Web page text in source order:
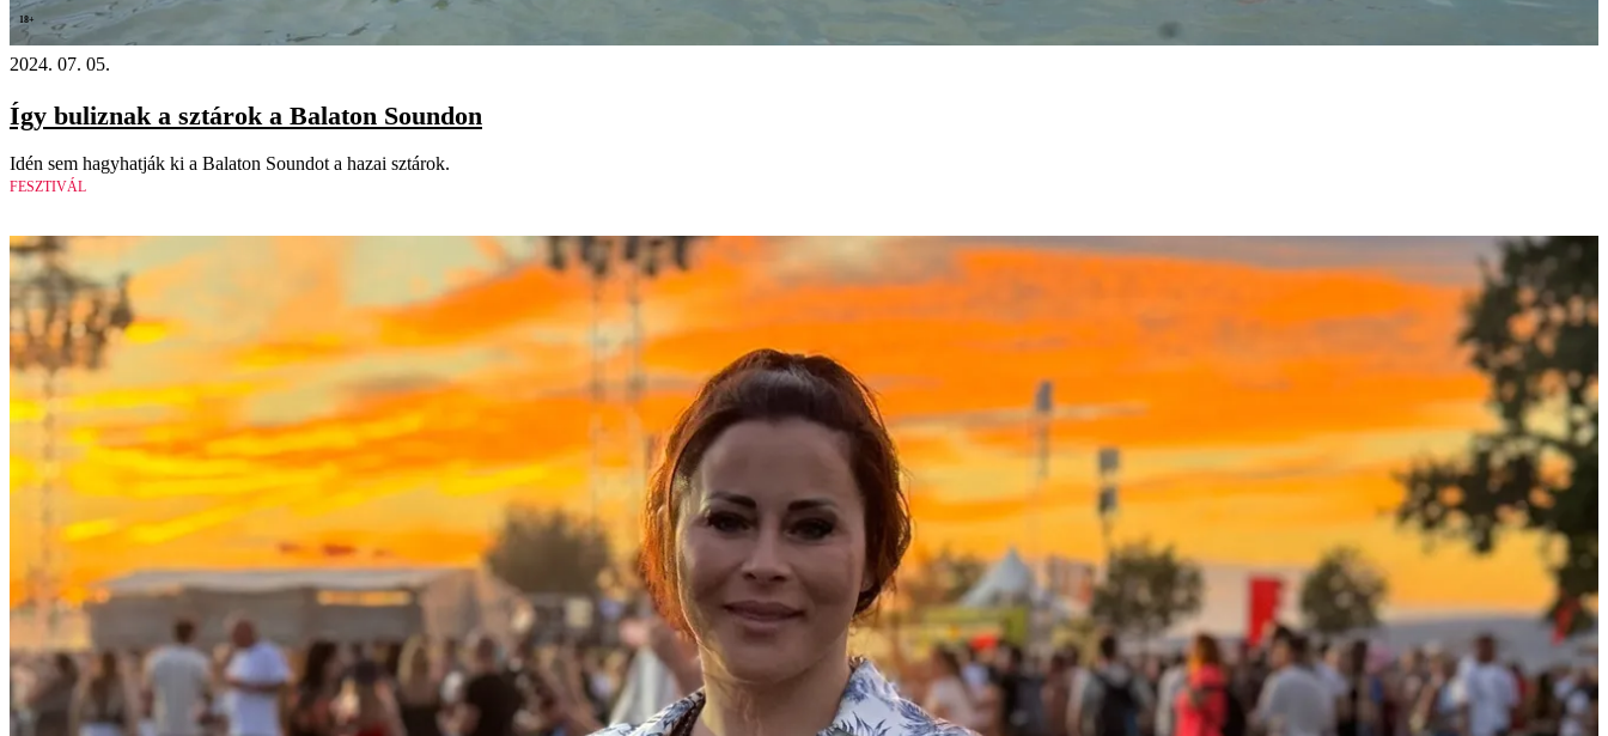
18+
2024. 07. 05.
Így buliznak a sztárok a Balaton Soundon
Idén sem hagyhatják ki a Balaton Soundot a hazai sztárok.
FESZTIVÁL